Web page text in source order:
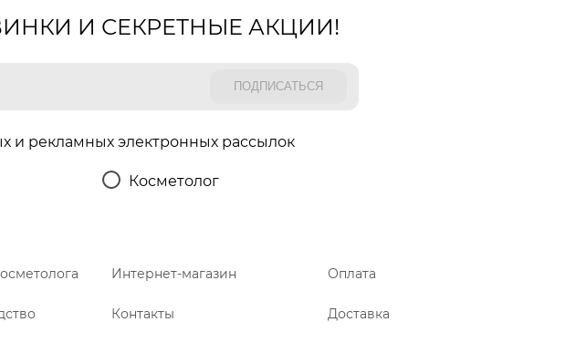
И СЕКРЕТНЫЕ АКЦИИ!
и рекламных электронных рассылок
Косметолог
Интернет-магазин Оплата
Контакты Доставка